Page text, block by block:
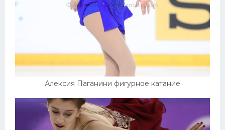
Алексия Паганини фигурное катание